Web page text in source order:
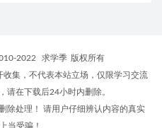
2022 求学季 版权所有
集，不代表本站立场，仅限学习交流
请在下载后24小时内删除。
除处理！ 请用户仔细辨认内容的真实
当受骗！